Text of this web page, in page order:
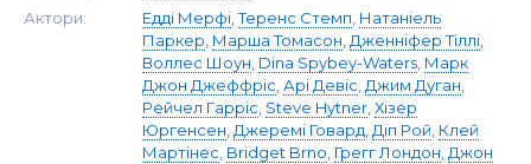
Актори:
Едді Мерфі ,Теренс Стемп Натаніель
Паркер Марша Томасон Дженніфер Тіллі
Воллес Шоун Dina Spybey-Waters Марк
Джон Джеффріс Арі Девіс Джим Дуган
Рейчел Гарріс Steve Hytner Хізер
Юргенсен Джеремі Говард Діп Рой Клей
Мартінес Bridget Brno Грегг Лондон Джон